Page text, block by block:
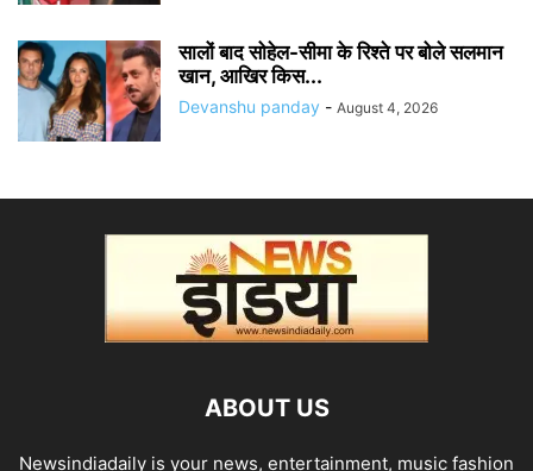
सालों बाद सोहेल-सीमा के रिश्ते पर बोले सलमान
खान, आखिर किस...
Devanshu panday - August 4, 2026
ABOUT US
Newsindiadaily is your news, entertainment, music fashion